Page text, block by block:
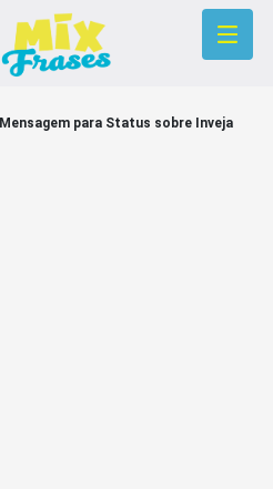
Mensagem para Status sobre Inveja